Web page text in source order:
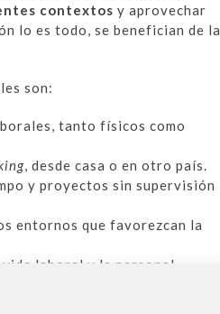
contextos y aprovechar
lo es todo, se benefician de la
son:
tanto físicos como
, desde casa o en otro país.
y proyectos sin supervisión
entornos que favorezcan la
laboral y la personal,
de manera eficiente y